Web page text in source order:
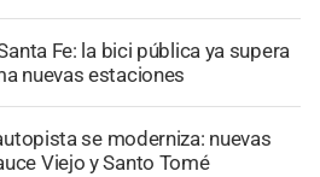
Fe: la bici pública ya supera
nuevas estaciones
se moderniza: nuevas
Viejo y Santo Tomé